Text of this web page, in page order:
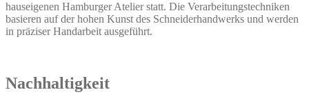
hauseigenen Hamburger Atelier statt. Die Verarbeitungstechniken
basieren auf der hohen Kunst des Schneiderhandwerks und werden
in präziser Handarbeit ausgeführt.
Nachhaltigkeit